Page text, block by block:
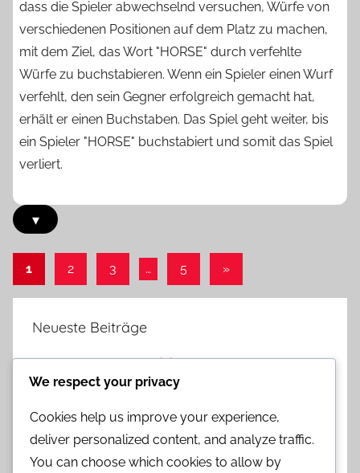
dass die Spieler abwechselnd versuchen, Würfe von
verschiedenen Positionen auf dem Platz zu machen,
mit dem Ziel, das Wort "HORSE" durch verfehlte
Würfe zu buchstabieren. Wenn ein Spieler einen Wurf
verfehlt, den sein Gegner erfolgreich gemacht hat,
erhält er einen Buchstaben. Das Spiel geht weiter, bis
ein Spieler "HORSE" buchstabiert und somit das Spiel
verliert.
▾
Posts
pagination
1 2 3 … 5
Next
Posts
»
Neueste Beiträge
Pferde-Basketball: Zeitlich begrenzte Runden,
Wurfzeit, Sudden Death
Pferde-Basketball: Spielablauf, Timing-Spielzüge,
Raum schaffen
Pferde-Basketball: Kommunikationstechniken,
We respect your privacy
Cookies help us improve your experience,
deliver personalized content, and analyze traffic.
You can choose which cookies to allow by